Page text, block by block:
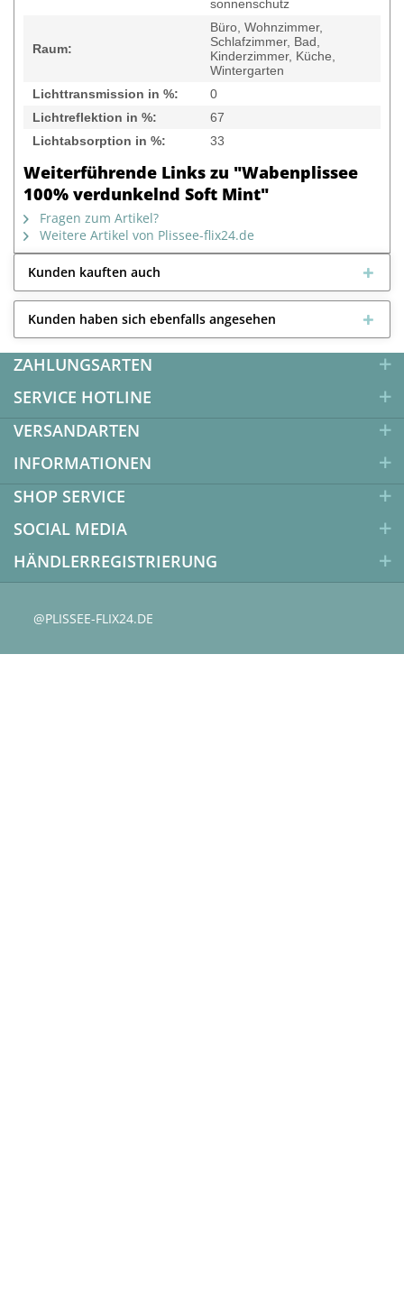
sonnenschutz
Raum:
Büro, Wohnzimmer,
Schlafzimmer, Bad,
Kinderzimmer, Küche,
Wintergarten
Lichttransmission in %:
0
Lichtreflektion in %:
67
Lichtabsorption in %:
33
Weiterführende Links zu "Wabenplissee
100% verdunkelnd Soft Mint"
Fragen zum Artikel?
Weitere Artikel von Plissee-flix24.de
Kunden kauften auch
Kunden haben sich ebenfalls angesehen
ZAHLUNGSARTEN
SERVICE HOTLINE
VERSANDARTEN
INFORMATIONEN
SHOP SERVICE
SOCIAL MEDIA
HÄNDLERREGISTRIERUNG
@PLISSEE-FLIX24.DE